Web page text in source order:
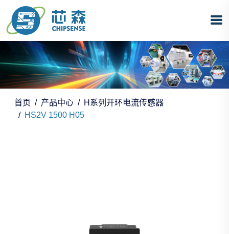
首页 产品中心
H系列开环电流传感器
HS2V 1500 H05